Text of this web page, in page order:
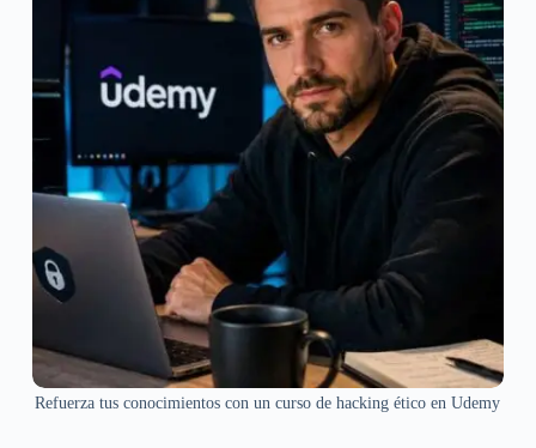
Refuerza tus conocimientos con un curso de hacking ético en Udemy